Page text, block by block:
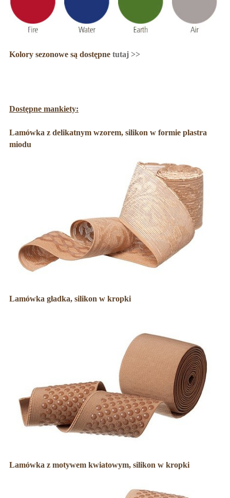
Kolory sezonowe są dostępne tutaj >>
Dostępne mankiety:
Lamówka z delikatnym wzorem, silikon w formie plastra
miodu
Lamówka gładka, silikon w kropki
Lamówka z motywem kwiatowym, silikon w kropki